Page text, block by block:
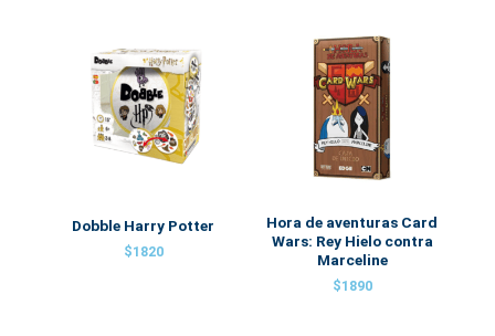
Dobble Harry Potter
$1820
Hora de aventuras Card
Wars: Rey Hielo contra
Marceline
$1890